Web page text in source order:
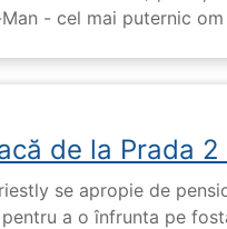
- cel mai puternic om
de la Prada
se apropie de
a o înfrunta pe